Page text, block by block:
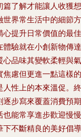
篇了解才能讓人收獲想
世界常生活中的細節方
心提升日常價值的最佳
體驗就在小創新物傳達
心品味其變軟柔輕與氣
焦慮但更進一點這樣的
人性上的本來溫促。終
逐步寫來覆蓋消費預期
也能常享進步歡迎慢慢
下不斷精良的美好倡導